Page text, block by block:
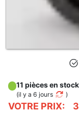
VOTRE PRIX:
11 pièces en stock
(il y a 6 jours )